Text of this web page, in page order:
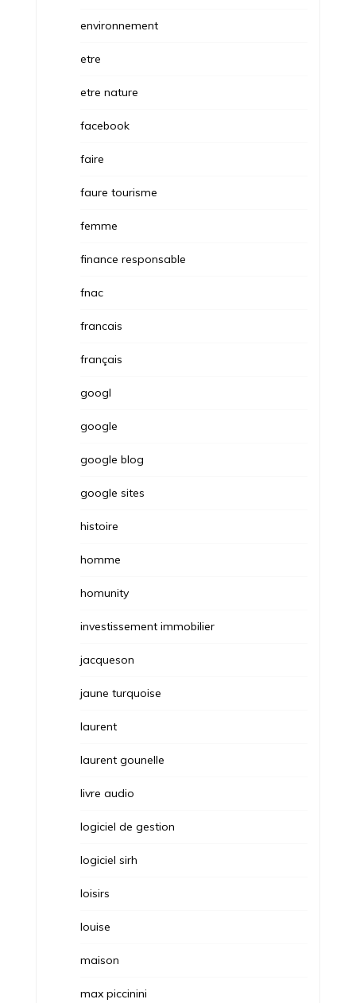
environnement
etre
etre nature
facebook
faire
faure tourisme
femme
finance responsable
fnac
francais
français
googl
google
google blog
google sites
histoire
homme
homunity
investissement immobilier
jacqueson
jaune turquoise
laurent
laurent gounelle
livre audio
logiciel de gestion
logiciel sirh
loisirs
louise
maison
max piccinini